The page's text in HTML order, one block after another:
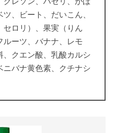
、ビート、だいこん、
セロリ）、果実（りん
ルーツ、バナナ、レモ
、クエン酸、乳酸カルシ
ニバナ黄色素、クチナシ